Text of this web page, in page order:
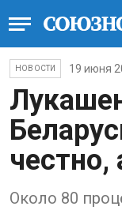
НОВОСТИ 19 июня
Около 80